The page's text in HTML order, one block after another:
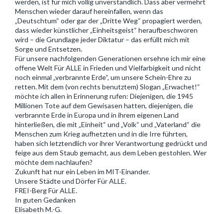
werden, ist für mich völlig unverständlich. Dass aber vermehrt
Menschen wieder darauf hereinfallen, wenn das
„Deutschtum“ oder gar der „Dritte Weg“ propagiert werden,
dass wieder künstlicher „Einheitsgeist“ heraufbeschworen
wird – die Grundlage jeder Diktatur – das erfüllt mich mit
Sorge und Entsetzen.
Für unsere nachfolgenden Generationen ersehne ich mir eine
offene Welt Für ALLE in Frieden und Vielfarbigkeit und nicht
noch einmal „verbrannte Erde“, um unsere Schein-Ehre zu
retten. Mit dem (von rechts benutztem) Slogan „Erwachet!“
möchte ich allen in Erinnerung rufen: Diejenigen, die 1945
Millionen Tote auf dem Gewisasen hatten, diejenigen, die
verbrannte Erde in Europa und in ihrem eigenen Land
hinterließen, die mit „Einheit“ und „Volk“ und „Vaterland“ die
Menschen zum Krieg aufhetzten und in die Irre führten,
haben sich letztendlich vor ihrer Verantwortung gedrückt und
feige aus dem Staub gemacht, aus dem Leben gestohlen. Wer
möchte dem nachlaufen?
Zukunft hat nur ein Leben im MIT-Einander.
Unsere Städte und Dörfer Für ALLE.
FREI-Berg Für ALLE.
In guten Gedanken
Elisabeth M.-G.